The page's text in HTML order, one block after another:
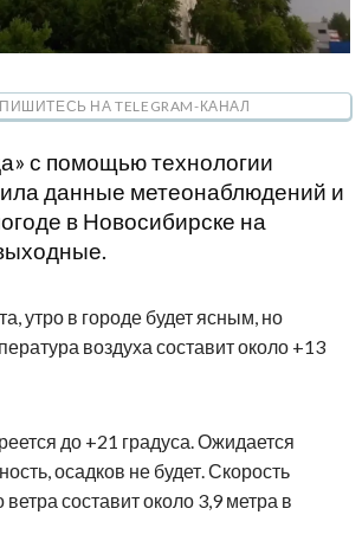
НА TELEGRAM-КАНАЛ
с помощью технологии
данные метеонаблюдений и
в Новосибирске на
утро в городе будет ясным, но
воздуха составит около +13
до +21 градуса. Ожидается
осадков не будет. Скорость
составит около 3,9 метра в